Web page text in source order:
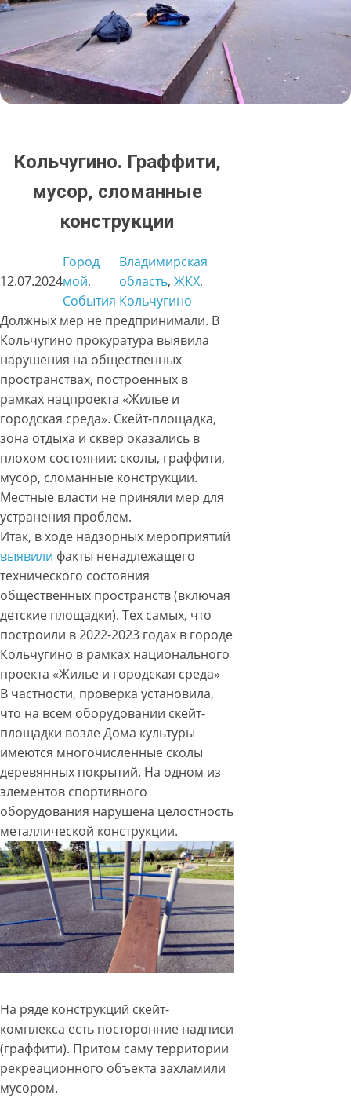
Кольчугино. Граффити,
мусор, сломанные
конструкции
12.07.2024
Город
мой
События
Владимирская
область, ЖКХ
Кольчугино
Должных мер не предпринимали. В
Кольчугино прокуратура выявила
нарушения на общественных
пространствах, построенных в
рамках нацпроекта «Жилье и
городская среда». Скейт-площадка,
зона отдыха и сквер оказались в
плохом состоянии: сколы, граффити,
мусор, сломанные конструкции.
Местные власти не приняли мер для
устранения проблем.
Итак, в ходе надзорных мероприятий
выявили факты ненадлежащего
технического состояния
общественных пространств (включая
детские площадки). Тех самых, что
построили в 2022-2023 годах в городе
Кольчугино в рамках национального
проекта «Жилье и городская среда»
В частности, проверка установила,
что на всем оборудовании скейт-
площадки возле Дома культуры
имеются многочисленные сколы
деревянных покрытий. На одном из
элементов спортивного
оборудования нарушена целостность
металлической конструкции.
На ряде конструкций скейт-
комплекса есть посторонние надписи
(граффити). Притом саму территории
рекреационного объекта захламили
мусором.